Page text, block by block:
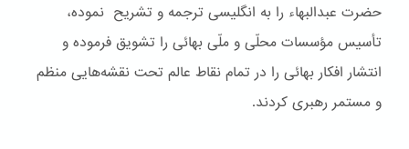
حضرت عبدالبهاء را به انگلیسی ترجمه و تشریح نموده،
تأسیس مؤسسات محلّی و ملّی بهائی را تشویق فرموده و
انتشار افکار بهائی را در تمام نقاط عالم تحت نقشه‌هایی منظم
و مستمر رهبری کردند.